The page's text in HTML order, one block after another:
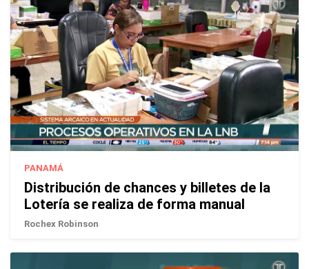
PANAMÁ
Distribución de chances y billetes de la
Lotería se realiza de forma manual
Rochex Robinson